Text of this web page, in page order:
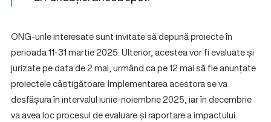
ONG-urile interesate sunt invitate să depună proiecte în
perioada 11-31 martie 2025. Ulterior, acestea vor fi evaluate și
jurizate pe data de 2 mai, urmând ca pe 12 mai să fie anunțate
proiectele câștigătoare. Implementarea acestora se va
desfășura în intervalul iunie-noiembrie 2025, iar în decembrie
va avea loc procesul de evaluare și raportare a impactului.